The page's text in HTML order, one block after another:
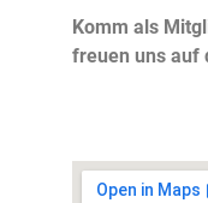
Komm als
freuen uns auf